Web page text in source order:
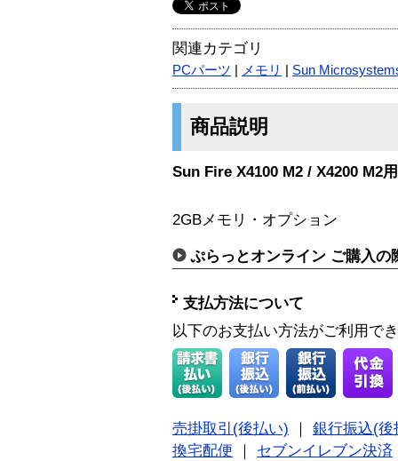
関連カテゴリ
PCパーツ メモリ Sun
商品説明
Sun Fire X4100 M2 / X4200 M2
2GBメモリ・オプション
ぷらっとオンライン ご購入の
支払方法について
以下のお支払い方法がご利用で
売掛取引(後払い)
銀行振込(後
換宅配便
セブンイレブン決済